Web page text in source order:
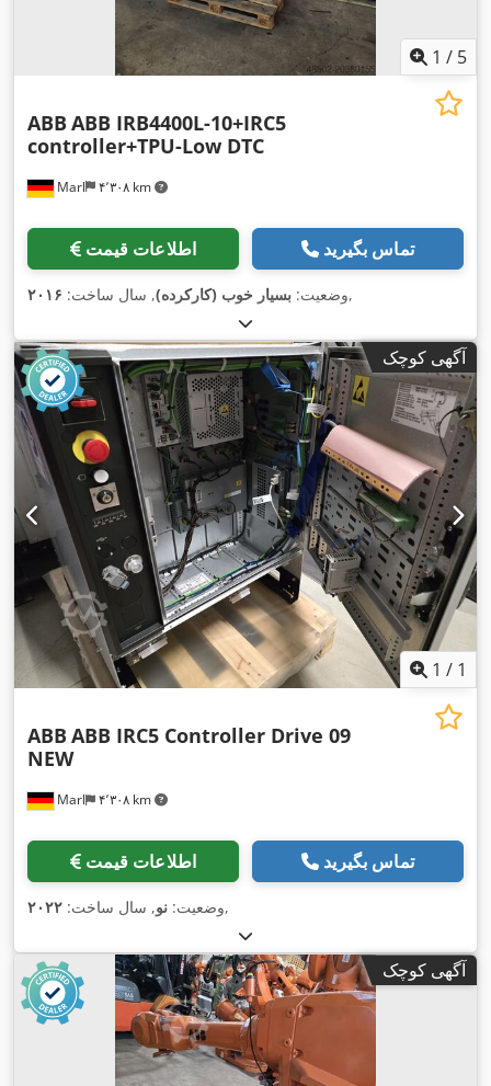
1 / 5
Marl ۴٬۳۰۸ km
ABB ABB IRB4400L-10+IRC5
controller+TPU-Low DTC
اطلاعات قیمت تماس بگیرید
وضعیت: بسیار خوب (کارکرده), سال ساخت: ۲۰۱۶ ,
آگهی کوچک
1 / 1
Marl ۴٬۳۰۸ km
ABB ABB IRC5 Controller Drive 09
NEW
اطلاعات قیمت تماس بگیرید
وضعیت: نو, سال ساخت: ۲۰۲۲ ,
آگهی کوچک